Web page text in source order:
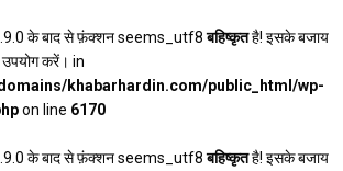
के बाद से फ़ंक्शन seems_utf8बहिष्कृतहै! इसके बजाय
करें। in
khabarhardin.com/public_html/wp-
on line 6170
के बाद से फ़ंक्शन seems_utf8बहिष्कृतहै! इसके बजाय